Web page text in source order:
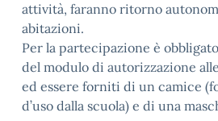
attività, faranno ritorno
abitazioni.
Per la partecipazione è
del modulo di autorizzazione
ed essere forniti di un camice
d’uso dalla scuola) e di una